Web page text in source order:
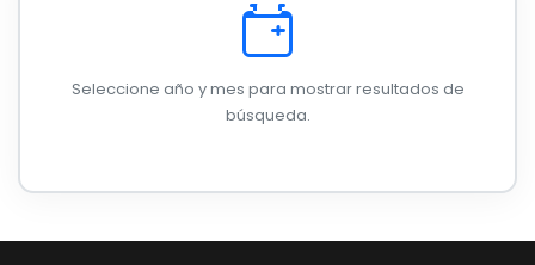
Plan Operativo Anual - POA
Convenios Institucionales
PRESUPUESTO: EJECUCIÓN Y REPORTES
Procesos de contratación
Ejecución Presupuestaria
Seleccione año y mes para mostrar resultados de
búsqueda.